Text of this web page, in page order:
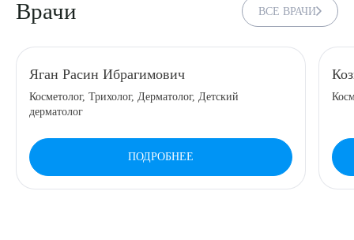
ЗАКАЗАТЬ ЗВОНОК
Врачи ВСЕ ВРАЧИ
Яган Расин Ибрагимович
Косметолог, Трихолог, Дерматолог, Детский
дерматолог
ПОДРОБНЕЕ